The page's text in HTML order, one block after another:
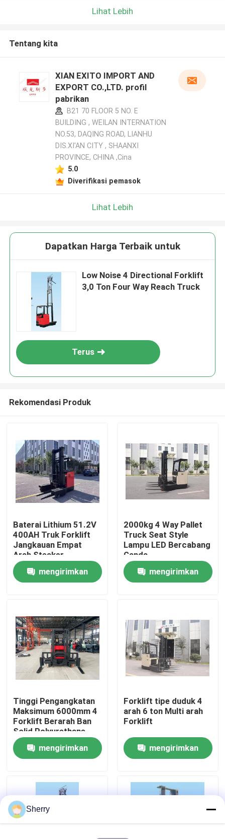
Rumah
Produk
Tentang kami
Tur Pabrik
Kontrol kualitas
Hubungi kami
Blog
Lihat Lebih
Tentang kita
XIAN EXITO IMPORT AND
EXPORT CO.,LTD. profil
pabrikan
B21 70 FLOOR 5 NO. E
BUILDING , WEILAN INTERNATION
NO.53, DAQING ROAD, LIANHU
DIS.XI'AN CITY , SHAANXI
PROVINCE, CHINA ,Cina
5.0
Diverifikasi pemasok
Lihat Lebih
Dapatkan Harga Terbaik untuk
Low Noise 4 Directional Forklift
3,0 Ton Four Way Reach Truck
Terus
Rekomendasi Produk
Baterai Lithium 51.2V
400AH Truk Forklift
Jangkauan Empat
Arah Steaker
Kapasitas Beban 2000
Kg 2 Tonmengirimkan
2000kg 4 Way Pallet
Truck Seat Style
Lampu LED Bercabang
Ganda
mengirimkan
Tinggi Pengangkatan
Maksimum 6000mm 4
Forklift Berarah Ban
Solid Polyurethane
mengirimkan
Forklift tipe duduk 4
arah 6 ton Multi arah
Forklift
mengirimkan
Sherry